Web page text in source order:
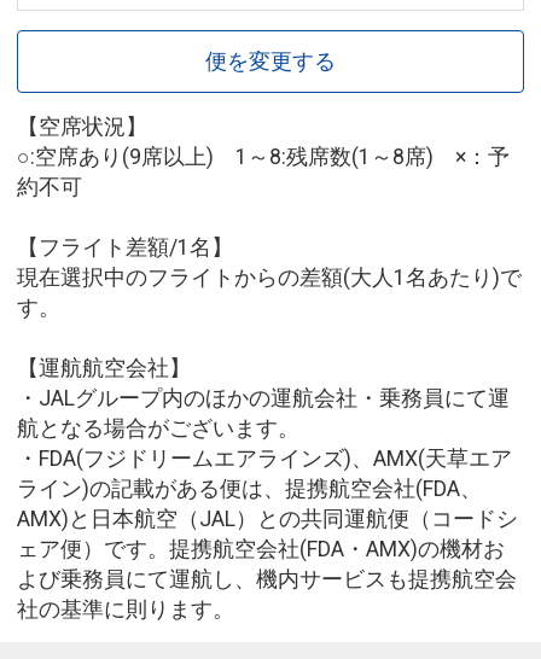
便を変更する
【空席状況】
○:空席あり(9席以上) 1～8:残席数(1～8席) ×：予
約不可
【フライト差額/1名】
現在選択中のフライトからの差額(大人1名あたり)で
す。
【運航航空会社】
・JALグループ内のほかの運航会社・乗務員にて運
航となる場合がございます。
・FDA(フジドリームエアラインズ)、AMX(天草エア
ライン)の記載がある便は、提携航空会社(FDA、
AMX)と日本航空（JAL）との共同運航便（コードシ
ェア便）です。提携航空会社(FDA・AMX)の機材お
よび乗務員にて運航し、機内サービスも提携航空会
社の基準に則ります。